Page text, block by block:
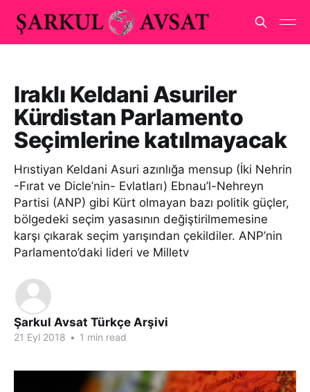
Iraklı Keldani Asuriler
Kürdistan Parlamento
Seçimlerine katılmayacak
Hrıstiyan Keldani Asuri azınlığa mensup (İki Nehrin
-Fırat ve Dicle’nin- Evlatları) Ebnau’l-Nehreyn
Partisi (ANP) gibi Kürt olmayan bazı politik güçler,
bölgedeki seçim yasasının değiştirilmemesine
karşı çıkarak seçim yarışından çekildiler. ANP’nin
Parlamento’daki lideri ve Milletv
Şarkul Avsat Türkçe Arşivi
21 Eyl 2018 • 1 min read